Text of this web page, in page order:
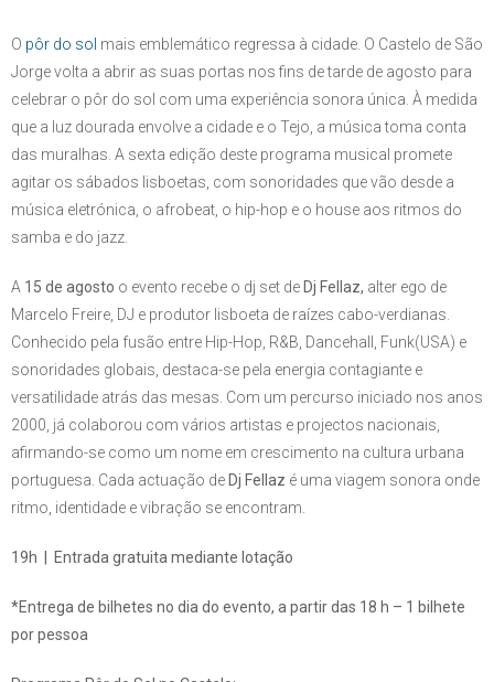
O pôr do sol mais emblemático regressa à cidade. O Castelo de São
Jorge volta a abrir as suas portas nos fins de tarde de agosto para
celebrar o pôr do sol com uma experiência sonora única. À medida
que a luz dourada envolve a cidade e o Tejo, a música toma conta
das muralhas. A sexta edição deste programa musical promete
agitar os sábados lisboetas, com sonoridades que vão desde a
música eletrónica, o afrobeat, o hip-hop e o house aos ritmos do
samba e do jazz.
A 15 de agosto o evento recebe o dj set de Dj Fellaz, alter ego de
Marcelo Freire, DJ e produtor lisboeta de raízes cabo-verdianas.
Conhecido pela fusão entre Hip-Hop, R&B, Dancehall, Funk(USA) e
sonoridades globais, destaca-se pela energia contagiante e
versatilidade atrás das mesas. Com um percurso iniciado nos anos
2000, já colaborou com vários artistas e projectos nacionais,
afirmando-se como um nome em crescimento na cultura urbana
portuguesa. Cada actuação de Dj Fellaz é uma viagem sonora onde
ritmo, identidade e vibração se encontram.
19h | Entrada gratuita mediante lotação
*Entrega de bilhetes no dia do evento, a partir das 18 h – 1 bilhete
por pessoa